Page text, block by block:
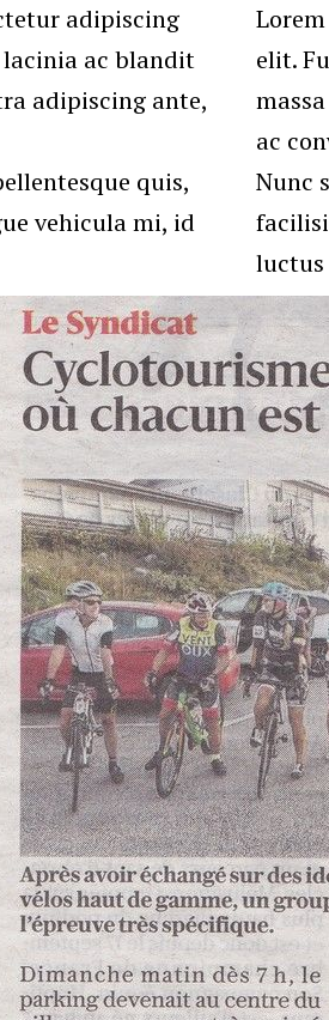
adipiscing
ac blandit
adipiscing ante,
quis,
vehicula mi, id
elit.
ac
Nunc
luctus